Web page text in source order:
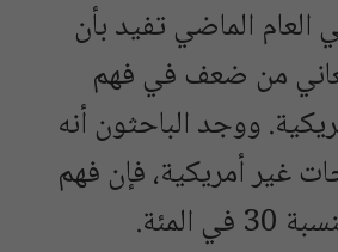
الماضي تفيد بأن
من ضعف في فهم
ووجد الباحثون أنه
غير أمريكية، فإن فهم